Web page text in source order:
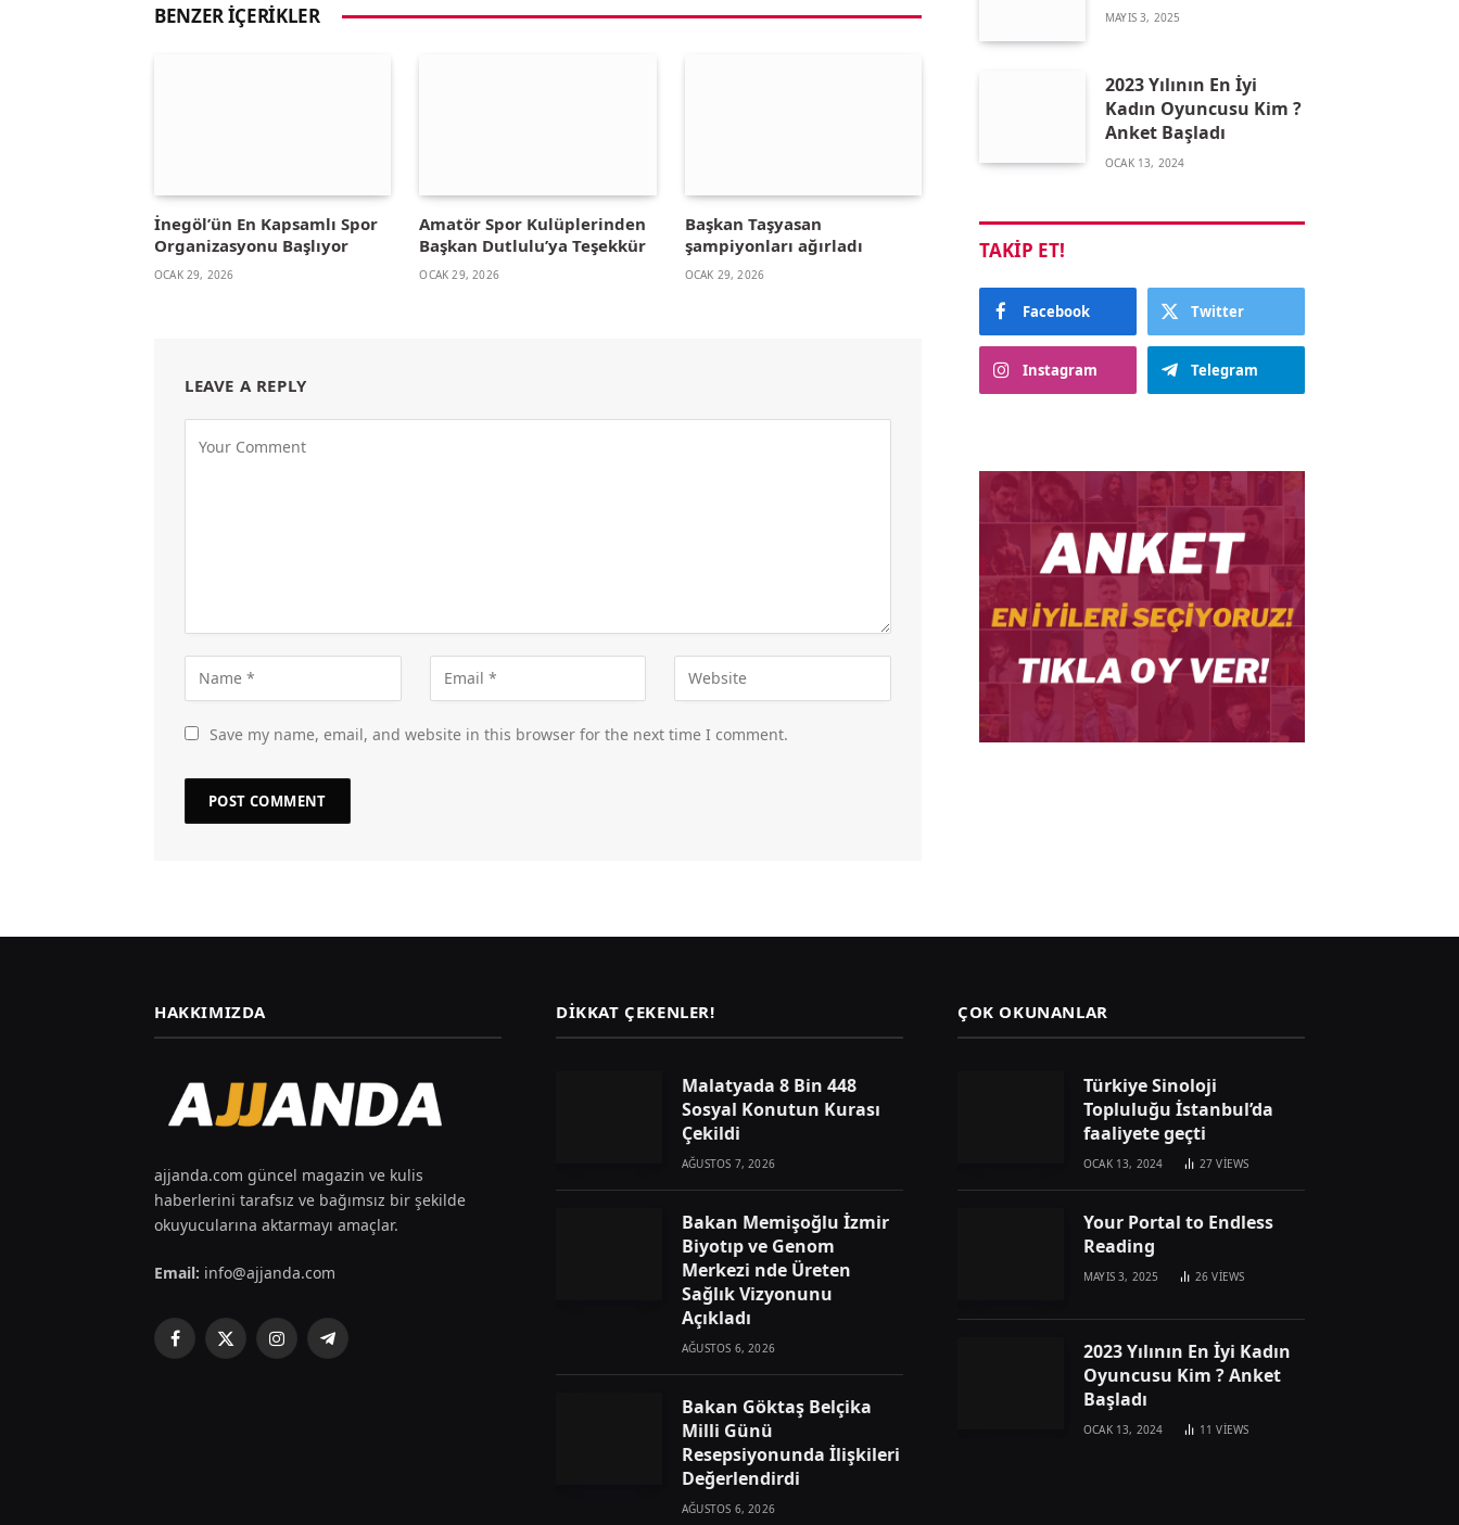
BENZER İÇERIKLER
İnegöl’ün En Kapsamlı Spor
Organizasyonu Başlıyor
OCAK 29, 2026
Amatör Spor Kulüplerinden
Başkan Dutlulu’ya Teşekkür
OCAK 29, 2026
Başkan Taşyasan
şampiyonları ağırladı
OCAK 29, 2026
LEAVE A REPLY
Save my name, email, and website in this browser for the next time I comment.
MAYIS 3, 2025
2023 Yılının En İyi
Kadın Oyuncusu Kim ?
Anket Başladı
OCAK 13, 2024
TAKIP ET!
Facebook Twitter
Instagram Telegram
HAKKIMIZDA
ajjanda.com güncel magazin ve kulis
haberlerini tarafsız ve bağımsız bir şekilde
okuyucularına aktarmayı amaçlar.
Email: info@ajjanda.com
Facebook
X
InstagramTelegram
DIKKAT ÇEKENLER!
Malatyada 8 Bin 448
Sosyal Konutun Kurası
Çekildi
AĞUSTOS 7, 2026
Bakan Memişoğlu İzmir
Biyotıp ve Genom
Merkezi nde Üreten
Sağlık Vizyonunu
Açıkladı
AĞUSTOS 6, 2026
Bakan Göktaş Belçika
Milli Günü
Resepsiyonunda İlişkileri
Değerlendirdi
AĞUSTOS 6, 2026
ÇOK OKUNANLAR
Türkiye Sinoloji
Topluluğu İstanbul’da
faaliyete geçti
OCAK 13, 2024 27VIEWS
Your Portal to Endless
Reading
MAYIS 3, 2025 26VIEWS
2023 Yılının En İyi Kadın
Oyuncusu Kim ? Anket
Başladı
OCAK 13, 2024 11VIEWS